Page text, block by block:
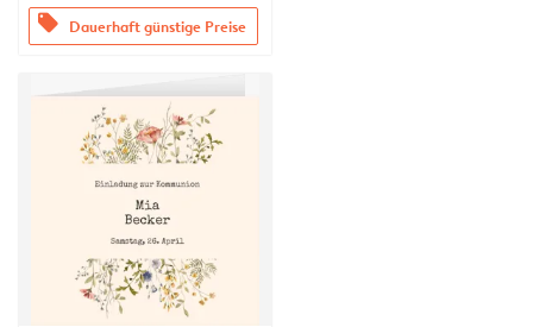
offers Dauerhaft günstige Preise